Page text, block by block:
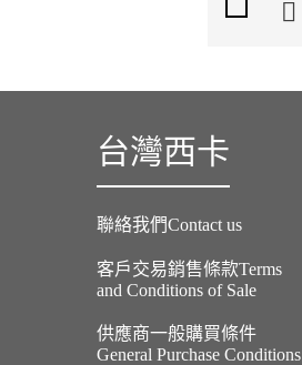
台灣西卡
聯絡我們Contact us
客戶交易銷售條款Terms
and Conditions of Sale
供應商一般購買條件
General Purchase Conditions